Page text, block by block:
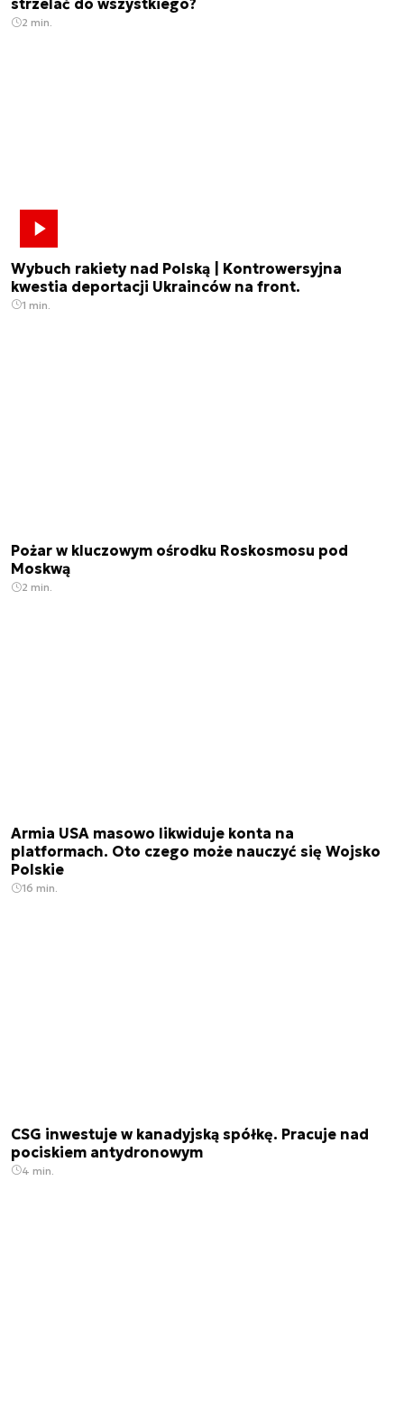
strzelać do wszystkiego?
2 min.
Wybuch rakiety nad Polską | Kontrowersyjna
kwestia deportacji Ukrainców na front.
1 min.
Pożar w kluczowym ośrodku Roskosmosu pod
Moskwą
2 min.
Armia USA masowo likwiduje konta na
platformach. Oto czego może nauczyć się Wojsko
Polskie
16 min.
CSG inwestuje w kanadyjską spółkę. Pracuje nad
pociskiem antydronowym
4 min.